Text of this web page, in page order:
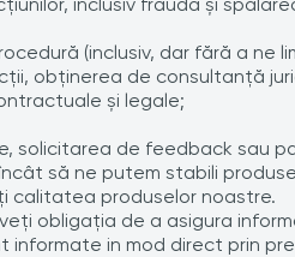
(inclusiv, dar fără a ne
obţinerea de consultanţă
şi legale;
solicitarea de feedback sau
să ne putem stabili
calitatea produselor noastre.
obligația de a asigura
in mod direct prin